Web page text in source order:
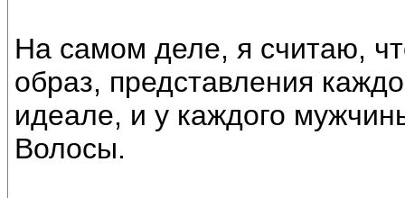
На самом деле, я считаю,
образ, представления
идеале, и у каждого
Волосы.